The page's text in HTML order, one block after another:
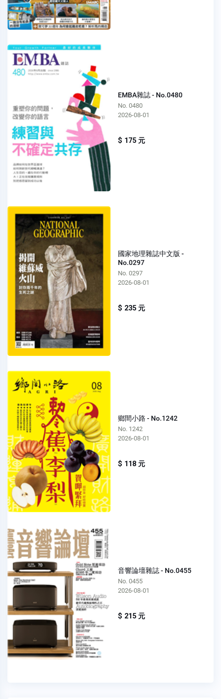
EMBA雜誌 - No.0480
No. 0480
2026-08-01
$ 175 元
國家地理雜誌中文版 -
No.0297
No. 0297
2026-08-01
$ 235 元
鄉間小路 - No.1242
No. 1242
2026-08-01
$ 118 元
音響論壇雜誌 - No.0455
No. 0455
2026-08-01
$ 215 元